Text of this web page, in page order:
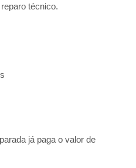
técnico.
já paga o valor de